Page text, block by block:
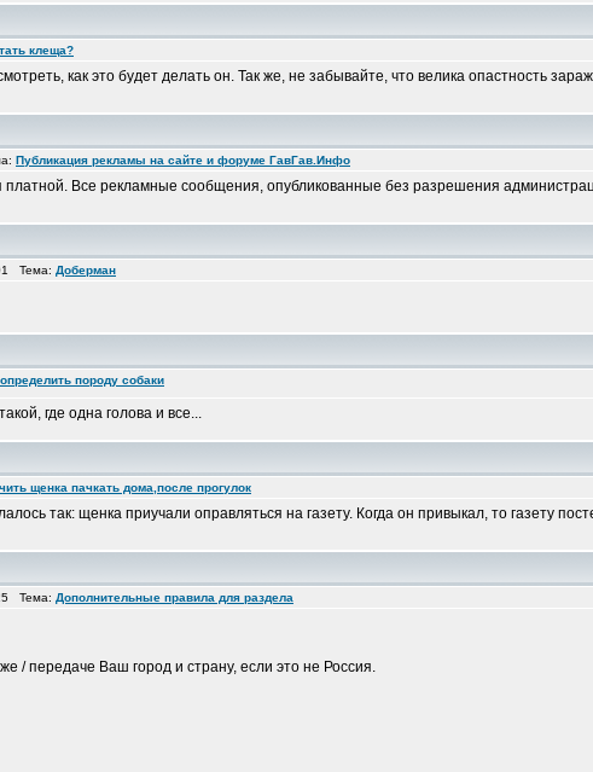
клеща?
как это будет делать он. Так же, не забывайте, что велика опастность
Публикация рекламы на сайте и форуме ГавГав.Инфо
Все рекламные сообщения, опубликованные без разрешения
Тема: Доберман
породу собаки
где одна голова и все...
щенка пачкать дома,после прогулок
так: щенка приучали оправляться на газету. Когда он привыкал, то газету
Тема: Дополнительные правила для раздела
/ передаче Ваш город и страну, если это не Россия.